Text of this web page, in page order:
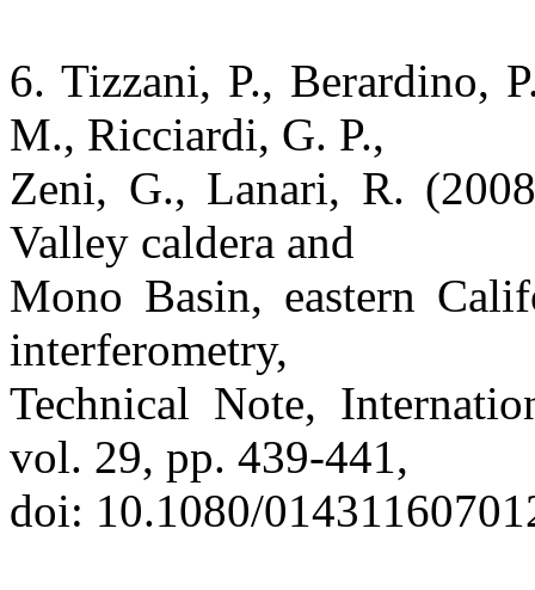
6. Tizzani, P., Berardino,
M., Ricciardi, G. P.,
Zeni, G., Lanari, R.
Valley caldera and
Mono Basin, eastern
interferometry,
Technical Note,
vol. 29, pp. 439-441,
doi: 10.1080/